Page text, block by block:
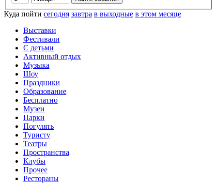
Куда пойти сегодня завтра в выходные в этом месяце
Выставки
Фестивали
С детьми
Активный отдых
Музыка
Шоу
Праздники
Образование
Бесплатно
Музеи
Парки
Погулять
Туристу
Театры
Пространства
Клубы
Прочее
Рестораны